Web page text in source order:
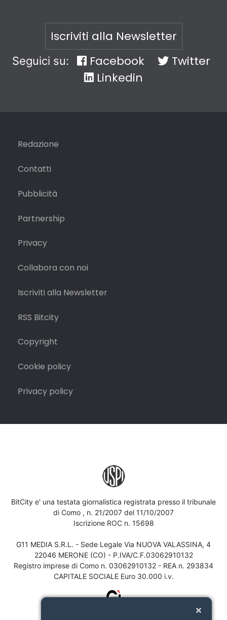
Iscriviti alla Newsletter
Seguici su: Facebook
Twitter
Linkedin
Redazione
Contatti
Pubblicità
Partnership
Privacy
Collabora con noi
Iscriviti alla Newsletter
RSS Bitcity
Copyright
Cookie policy
Privacy policy
BitCity e' una testata giornalistica registrata presso il tribunale
di Como , n. 21/2007 del 11/10/2007
Iscrizione ROC n. 15698
G11 MEDIA S.R.L. - Sede Legale Via NUOVA VALASSINA, 4
22046 MERONE (CO) - P.IVA/C.F.03062910132
Registro imprese di Como n. 03062910132 - REA n. 293834
CAPITALE SOCIALE Euro 30.000 i.v.